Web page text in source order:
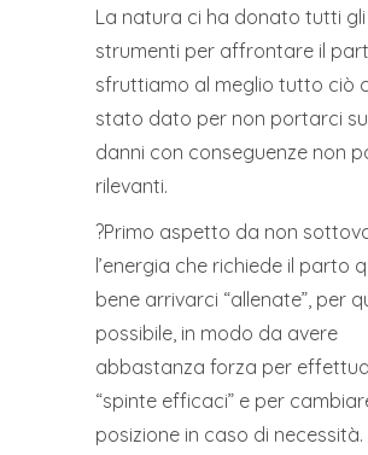
La natura ci ha donato tutti gli
strumenti per affrontare il
sfruttiamo al meglio tutto ciò
stato dato per non portarci
danni con conseguenze non
rilevanti.
?Primo aspetto da non
l’energia che richiede il parto
bene arrivarci “allenate”, per
possibile, in modo da avere
abbastanza forza per
“spinte efficaci” e per
posizione in caso di necessità.